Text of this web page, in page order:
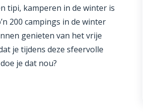
tipi, kamperen in de winter is
200 campings in de winter
genieten van het vrije
je tijdens deze sfeervolle
je dat nou?